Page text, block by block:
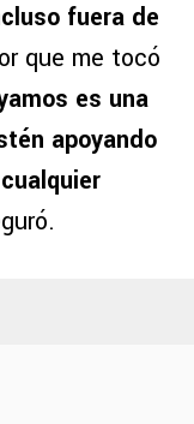
Romero fueel
que,
fuera de
que me tocó
es una